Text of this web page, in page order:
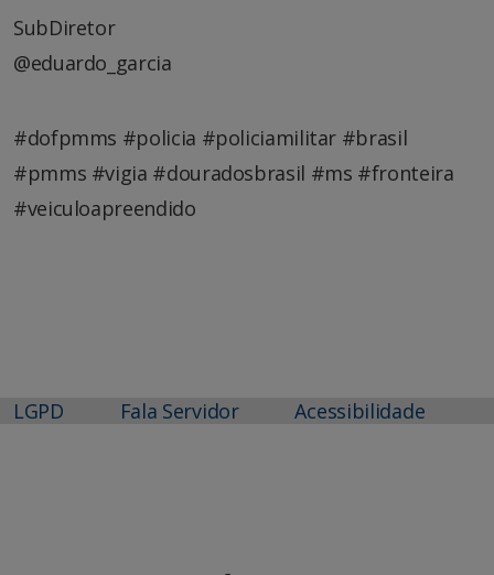
SubDiretor
@eduardo_garcia
#dofpmms #policia #policiamilitar #brasil
#pmms #vigia #douradosbrasil #ms #fronteira
#veiculoapreendido
LGPD Fala Servidor Acessibilidade